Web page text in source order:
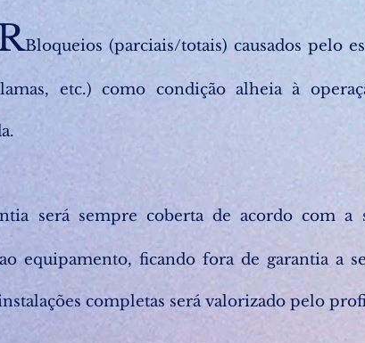
Bloqueios (parciais/totais) causados pelo
etc.) como condição alheia à
será sempre coberta de acordo com a
equipamento, ficando fora de garantia a
completas será valorizado pelo